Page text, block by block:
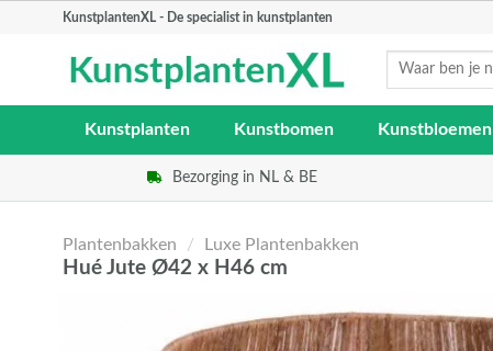
KunstplantenXL - De specialist in kunstplanten
Zoeken
Kunstplanten Kunstbomen Kunstbloemen
Bezorging in NL & BE
Plantenbakken / Luxe Plantenbakken
Hué Jute Ø42 x H46 cm